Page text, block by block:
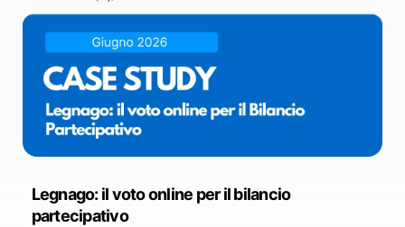
Legnago: il voto online per il bilancio
partecipativo